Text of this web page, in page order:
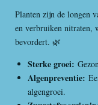
Planten zijn de longen
en verbruiken nitraten,
bevordert. 🌿
Sterke groei:
Algenpreventie:
algengroei.